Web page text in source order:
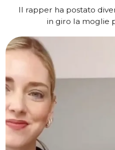
Il rapper ha postato
in giro la moglie